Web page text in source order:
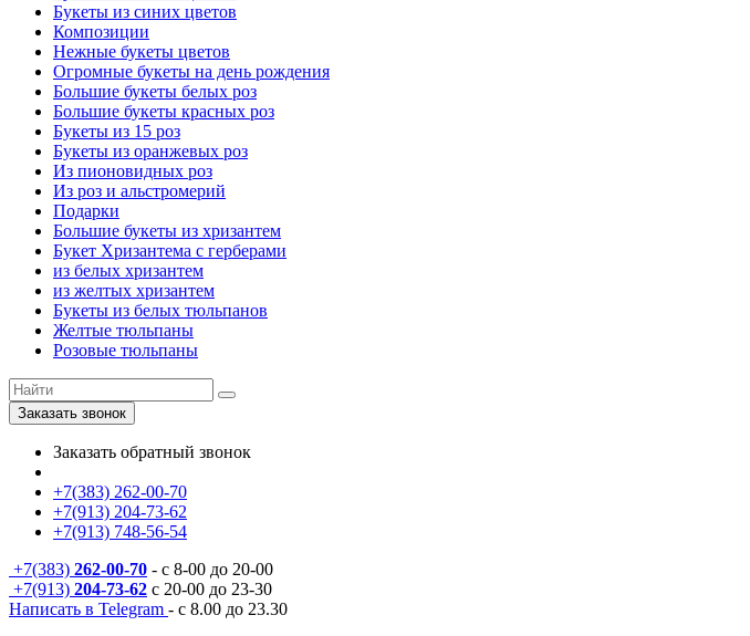
Букеты из синих цветов
Композиции
Нежные букеты цветов
Огромные букеты на день рождения
Большие букеты белых роз
Большие букеты красных роз
Букеты из 15 роз
Букеты из оранжевых роз
Из пионовидных роз
Из роз и альстромерий
Подарки
Большие букеты из хризантем
Букет Хризантема с герберами
из белых хризантем
из желтых хризантем
Букеты из белых тюльпанов
Желтые тюльпаны
Розовые тюльпаны
Заказать звонок
Заказать обратный звонок
+7(383) 262-00-70
+7(913) 204-73-62
+7(913) 748-56-54
+7(383) 262-00-70 - с 8-00 до 20-00
+7(913) 204-73-62 с 20-00 до 23-30
Написать в Telegram - с 8.00 до 23.30